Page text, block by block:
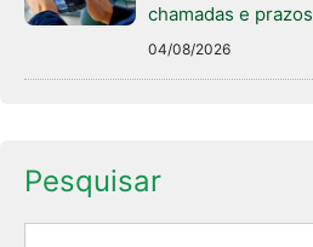
chamadas e prazos
04/08/2026
Pesquisar